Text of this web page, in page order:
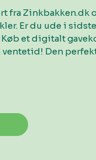
fra Zinkbakken.dk
Er du ude i
et digitalt
ventetid! Den